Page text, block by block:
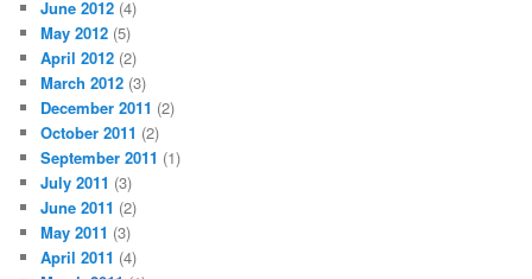
June 2012 (4)
May 2012 (5)
April 2012 (2)
March 2012 (3)
December 2011 (2)
October 2011 (2)
September 2011 (1)
July 2011 (3)
June 2011 (2)
May 2011 (3)
April 2011 (4)